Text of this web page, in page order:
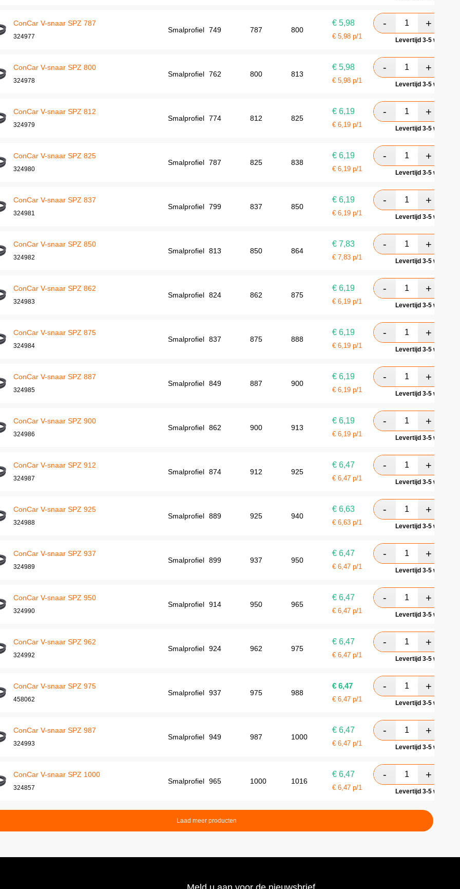
ConCar V-snaar SPZ 787
324977
Smalprofiel 749 787 800
€ 5,98
€ 5,98 p/1 Levertijd 3-5
ConCar V-snaar SPZ 800
324978
Smalprofiel 762 800 813
€ 5,98
€ 5,98 p/1 Levertijd 3-5
ConCar V-snaar SPZ 812
324979
Smalprofiel 774 812 825
€ 6,19
€ 6,19 p/1 Levertijd 3-5
ConCar V-snaar SPZ 825
324980
Smalprofiel 787 825 838
€ 6,19
€ 6,19 p/1 Levertijd 3-5
ConCar V-snaar SPZ 837
324981
Smalprofiel 799 837 850
€ 6,19
€ 6,19 p/1 Levertijd 3-5
ConCar V-snaar SPZ 850
324982
Smalprofiel 813 850 864
€ 7,83
€ 7,83 p/1 Levertijd 3-5
ConCar V-snaar SPZ 862
324983
Smalprofiel 824 862 875
€ 6,19
€ 6,19 p/1 Levertijd 3-5
ConCar V-snaar SPZ 875
324984
Smalprofiel 837 875 888
€ 6,19
€ 6,19 p/1 Levertijd 3-5
ConCar V-snaar SPZ 887
324985
Smalprofiel 849 887 900
€ 6,19
€ 6,19 p/1 Levertijd 3-5
ConCar V-snaar SPZ 900
324986
Smalprofiel 862 900 913
€ 6,19
€ 6,19 p/1 Levertijd 3-5
ConCar V-snaar SPZ 912
324987
Smalprofiel 874 912 925
€ 6,47
€ 6,47 p/1 Levertijd 3-5
ConCar V-snaar SPZ 925
324988
Smalprofiel 889 925 940
€ 6,63
€ 6,63 p/1 Levertijd 3-5
ConCar V-snaar SPZ 937
324989
Smalprofiel 899 937 950
€ 6,47
€ 6,47 p/1 Levertijd 3-5
ConCar V-snaar SPZ 950
324990
Smalprofiel 914 950 965
€ 6,47
€ 6,47 p/1 Levertijd 3-5
ConCar V-snaar SPZ 962
324992
Smalprofiel 924 962 975
€ 6,47
€ 6,47 p/1 Levertijd 3-5
ConCar V-snaar SPZ 975
458062
Smalprofiel 937 975 988
€ 6,47
€ 6,47 p/1 Levertijd 3-5
ConCar V-snaar SPZ 987
324993
Smalprofiel 949 987 1000
€ 6,47
€ 6,47 p/1 Levertijd 3-5
ConCar V-snaar SPZ 1000
324857
Smalprofiel 965 1000 1016
€ 6,47
€ 6,47 p/1 Levertijd 3-5
Laad meer producten